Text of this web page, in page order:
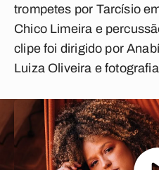
trompetes por Tarcísio
Chico Limeira e
clipe foi dirigido por
Luiza Oliveira e